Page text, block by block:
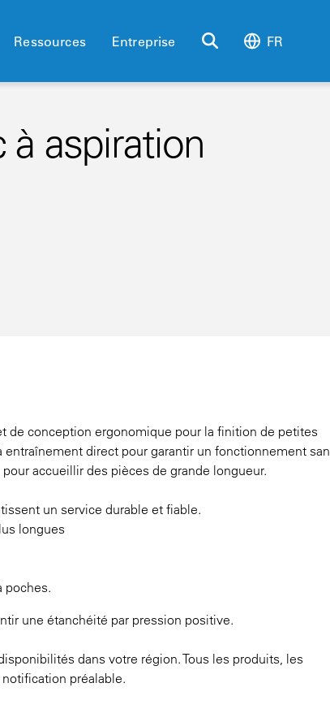
Ressources Entreprise FR
aspiration
de conception ergonomique pour la finition de petites
direct pour garantir un fonctionnement
accueillir des pièces de grande longueur.
un service durable et fiable.
longues
poches.
une étanchéité par pression positive.
dans votre région. Tous les produits, les
préalable.